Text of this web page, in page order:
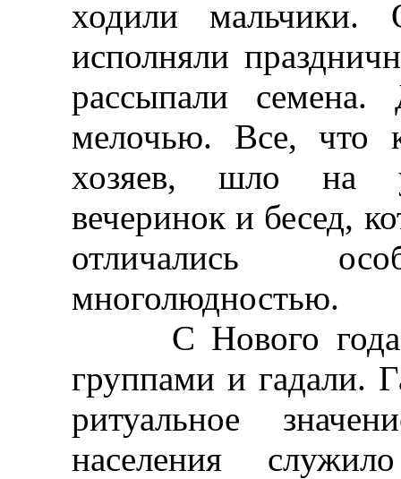
ходили мальчики.
исполняли
рассыпали семена.
мелочью. Все, что
хозяев, шло на
вечеринок и бесед,
отличались
многолюдностью.
С Нового года
группами и гадали.
ритуальное
населения